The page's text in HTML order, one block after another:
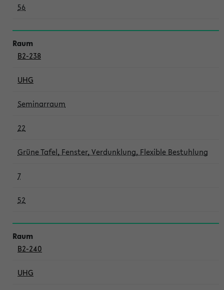
56
B2-238
UHG
Seminarraum
22
Grüne Tafel, Fenster, Verdunklung, Flexible Bestuhlung
7
52
B2-240
UHG